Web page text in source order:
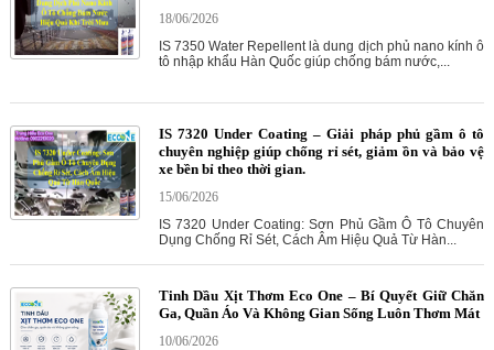
18/06/2026
IS 7350 Water Repellent là dung dịch phủ nano kính ô
tô nhập khẩu Hàn Quốc giúp chống bám nước,...
IS 7320 Under Coating – Giải pháp phủ gầm ô tô
chuyên nghiệp giúp chống rỉ sét, giảm ồn và bảo vệ
xe bền bỉ theo thời gian.
15/06/2026
IS 7320 Under Coating: Sơn Phủ Gầm Ô Tô Chuyên
Dụng Chống Rỉ Sét, Cách Âm Hiệu Quả Từ Hàn...
Tinh Dầu Xịt Thơm Eco One – Bí Quyết Giữ Chăn
Ga, Quần Áo Và Không Gian Sống Luôn Thơm Mát
10/06/2026